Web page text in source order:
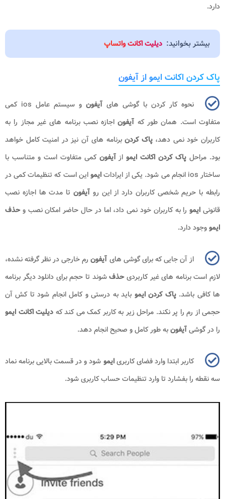
دارد.
بیشتر بخوانید: دیلیت اکانت واتساپ
پاک کردن اکانت ایمو از آیفون
نحوه کار کردن با گوشی های آیفون و سیستم عامل ios کمی
متفاوت است. همان طور که آیفون اجازه نصب برنامه های غیر مجاز را به
کاربران خود نمی دهد،پاک کردنبرنامه های آن نیز در امنیت کامل خواهد
بود. مراحلپاک کردن اکانت ایمو ازآیفونکمی متفاوت است و متناسب با
ساختار ios انجام می شود. یکی از ایراداتایمواین است که تنظیمات کمی در
رابطه با حریم شخصی کاربران دارد از این روآیفون تا مدت ها اجازه نصب
قانونی ایمو را به کاربران خود نمی داد، اما در حال حاضر امکان نصب وحذف
ایمووجود دارد.
از آن جایی که برای گوشی های آیفون رم خارجی در نظر گرفته نشده،
لازم است برنامه های غیر کاربردیحذفشوند تا حجم برای دانلود دیگر برنامه
ها کافی باشد.پاک کردن ایمو باید به درستی و کامل انجام شود تا کش آن
حجمی از رم را پر نکند. مراحل زیر به کاربر کمک می کند که دیلیت اکانت ایمو
را در گوشیآیفونبه طور کامل و صحیح انجام دهد.
کاربر ابتدا وارد فضای کاربریایمو شود و در قسمت بالایی برنامه نماد
سه نقطه را بفشارد تا وارد تنظیمات حساب کاربری شود.